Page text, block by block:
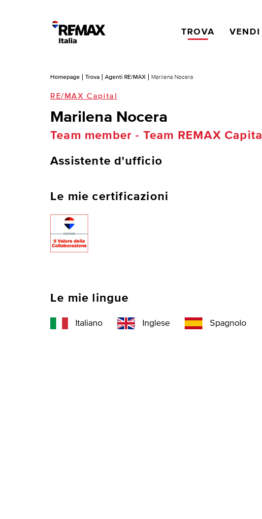
TROVA VENDI
Homepage Trova Agenti RE/MAX Marilena Nocera
RE/MAX Capital
Marilena Nocera
Team member - Team REMAX Capital
Assistente d'ufficio
Le mie certificazioni
Le mie lingue
Italiano Inglese Spagnolo